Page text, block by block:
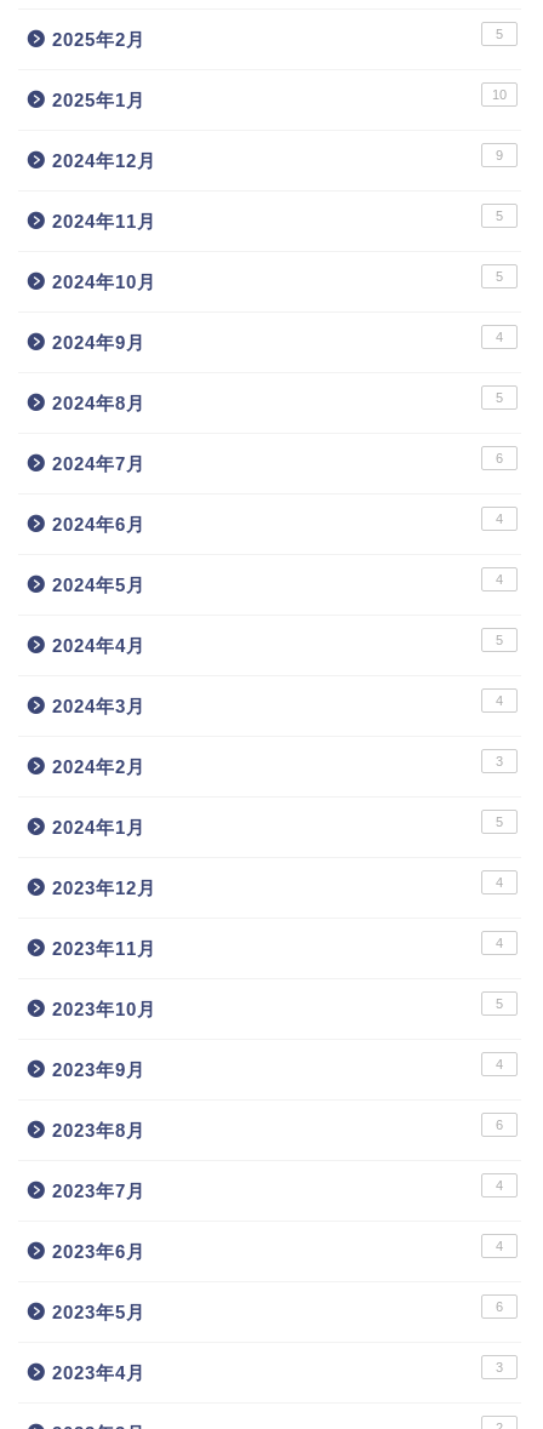
2025年2月 5
2025年1月 10
2024年12月 9
2024年11月 5
2024年10月 5
2024年9月 4
2024年8月 5
2024年7月 6
2024年6月 4
2024年5月 4
2024年4月 5
2024年3月 4
2024年2月 3
2024年1月 5
2023年12月 4
2023年11月 4
2023年10月 5
2023年9月 4
2023年8月 6
2023年7月 4
2023年6月 4
2023年5月 6
2023年4月 3